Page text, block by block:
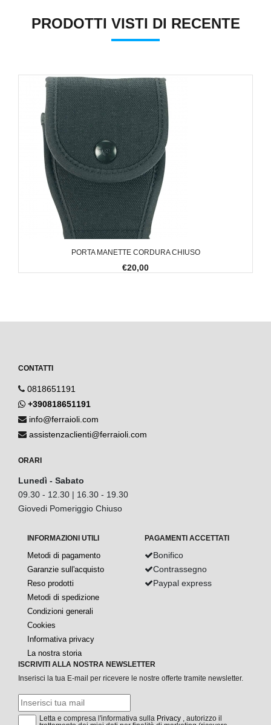
PRODOTTI VISTI DI RECENTE
PORTA MANETTE CORDURA CHIUSO
€20,00
CONTATTI
0818651191
+390818651191
info@ferraioli.com
assistenzaclienti@ferraioli.com
ORARI
Lunedì - Sabato
09.30 - 12.30 | 16.30 - 19.30
Giovedi Pomeriggio Chiuso
INFORMAZIONI UTILI
Metodi di pagamento
Garanzie sull'acquisto
Reso prodotti
Metodi di spedizione
Condizioni generali
Cookies
Informativa privacy
La nostra storia
PAGAMENTI ACCETTATI
Bonifico
Contrassegno
Paypal express
ISCRIVITI ALLA NOSTRA NEWSLETTER
Inserisci la tua E-mail per ricevere le nostre offerte tramite newsletter.
Letta e compresa l'informativa sulla Privacy , autorizzo il